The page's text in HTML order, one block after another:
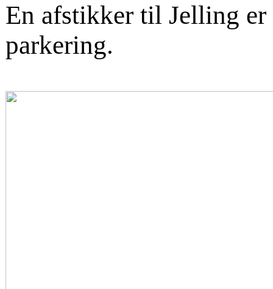
En afstikker til Jelling er
parkering.